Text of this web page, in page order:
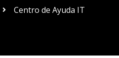
Centro de Ayuda IT